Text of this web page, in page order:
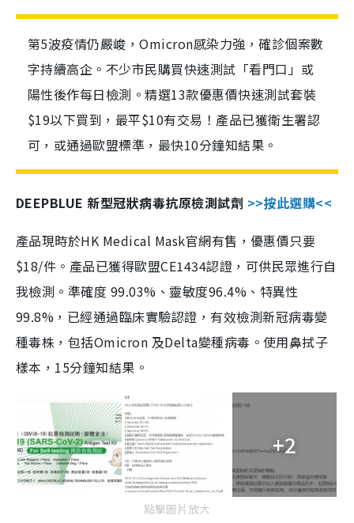
第5波疫情仍嚴峻，Omicron感染力強，確診個案數
字持續高企。不少市民購買快速測試「看門口」或
陽性後作每日檢測。精選13款優惠價快速測試套裝
$19以下買到，最平$10有交易！產品已獲衛生署認
可，或通過歐盟標準，最快10分鐘知結果。
DEEPBLUE 新型冠狀病毒抗原檢測試劑 >>按此選購<<
產品現時於HK Medical Mask官網有售，優惠價只要
$18/件。產品已獲得歐盟CE1434認證，可供民眾進行自
我檢測。準確度 99.03%、靈敏度96.4%、特異性
99.8%，已經通過臨床實驗認證，有效檢測新冠病毒變
種毒株，包括Omicron 及Delta變種病毒。使用鼻拭子
樣本，15分鐘知結果。
+2
點擊圖片放大